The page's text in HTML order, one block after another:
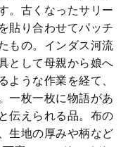
。古くなったサリー
貼り合わせてパッチ
もの。インダス河流
として母親から娘へ
ような作業を経て、
一枚一枚に物語があ
伝えられる品。布の
生地の厚みや柄など